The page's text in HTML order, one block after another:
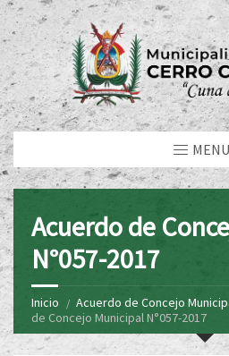
MENU
Acuerdo de
N°057-2017
Inicio Acuerdo de Concejo
de Concejo Municipal N°057-2017